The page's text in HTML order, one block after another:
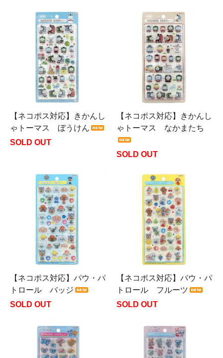
【ネコポス対応】きかんし
ゃトーマス ぼうけん
SOLD OUT
【ネコポス対応】きかんし
ゃトーマス なかまたち
SOLD OUT
【ネコポス対応】パウ・パ
トロール バッジ
SOLD OUT
【ネコポス対応】パウ・パ
トロール フルーツ
SOLD OUT